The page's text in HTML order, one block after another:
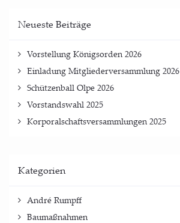
Neu­es­te Beiträge
Vor­stel­lung König­sor­den 2026
Ein­la­dung Mit­glie­der­ver­samm­lung 2026
Schüt­zen­ball Olpe 2026
Vor­stands­wahl 2025
Kor­po­ral­schafts­ver­samm­lun­gen 2025
Kate­go­rien
André Rumpff
Baumaßnahmen